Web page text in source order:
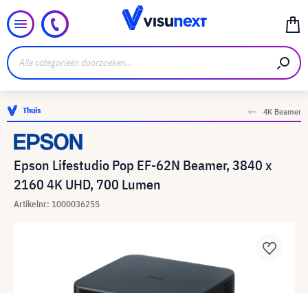
Thuis 4K Beamer
Epson Lifestudio Pop EF-62N Beamer, 3840 x
2160 4K UHD, 700 Lumen
Artikelnr: 1000036255